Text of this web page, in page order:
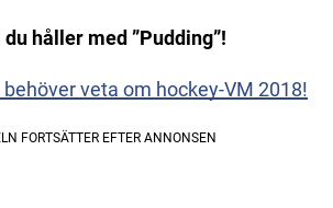
håller med ”Pudding”!
veta om hockey-VM 2018!